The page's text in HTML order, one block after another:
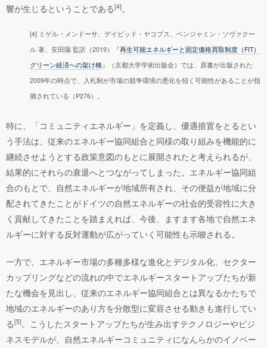
響が生じるということである[4]。
[4] ミゲル・メンドーサ、デイビッド・ヤコブス、ベンジャミン・ソヴァクー
ル 著、安田陽 監訳（2019）『再生可能エネルギーと固定価格買取制度（FIT）
グリーン経済への架け橋 』（京都大学学術出版会）では、原書が出版された
2009年の時点で、入札制が市場の競争環境の悪化を招く可能性があることが指
摘されている（P276）。
特に、「コミュニティエネルギー」を定義し、優遇措置をとるとい
う手法は、従来のエネルギー協同組合と同様の取り組みを機能的に
継続させようとする政策意図のもとに展開されたと考えられるが、
結果的にそれらの衰退へとつながってしまった。エネルギー協同組
合のもとで、自然エネルギーが地域所有され、その便益が地域に分
配されてきたことがドイツの自然エネルギーの社会的受容性に大き
く貢献してきたことを踏まえれば、今後、ますます各地で自然エネ
ルギーに対する反対運動が広がっていく可能性も示唆される。
一方で、エネルギー市場の多種多様な進化とデジタル化、セクター
カップリングなどの流れの中でエネルギースタートアップたちが新
たな機会を見出し、従来のエネルギー協同組合とは異なるかたちで
地域のエネルギーのあり方を分散型に変容させる動きも進行してい
る[5]。こうしたスタートアップたちが生み出すテクノロジーやビジ
ネスモデルが、自然エネルギーコミュニティになんらかのイノベー